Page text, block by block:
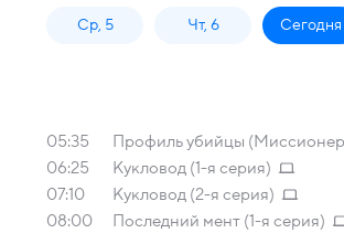
Ср, 5 Чт, 6 Сегодня
05:35
Профиль убийцы
06:25
Кукловод (1-я серия)
07:10
Кукловод (2-я серия)
08:00
Последний мент (1-я серия)